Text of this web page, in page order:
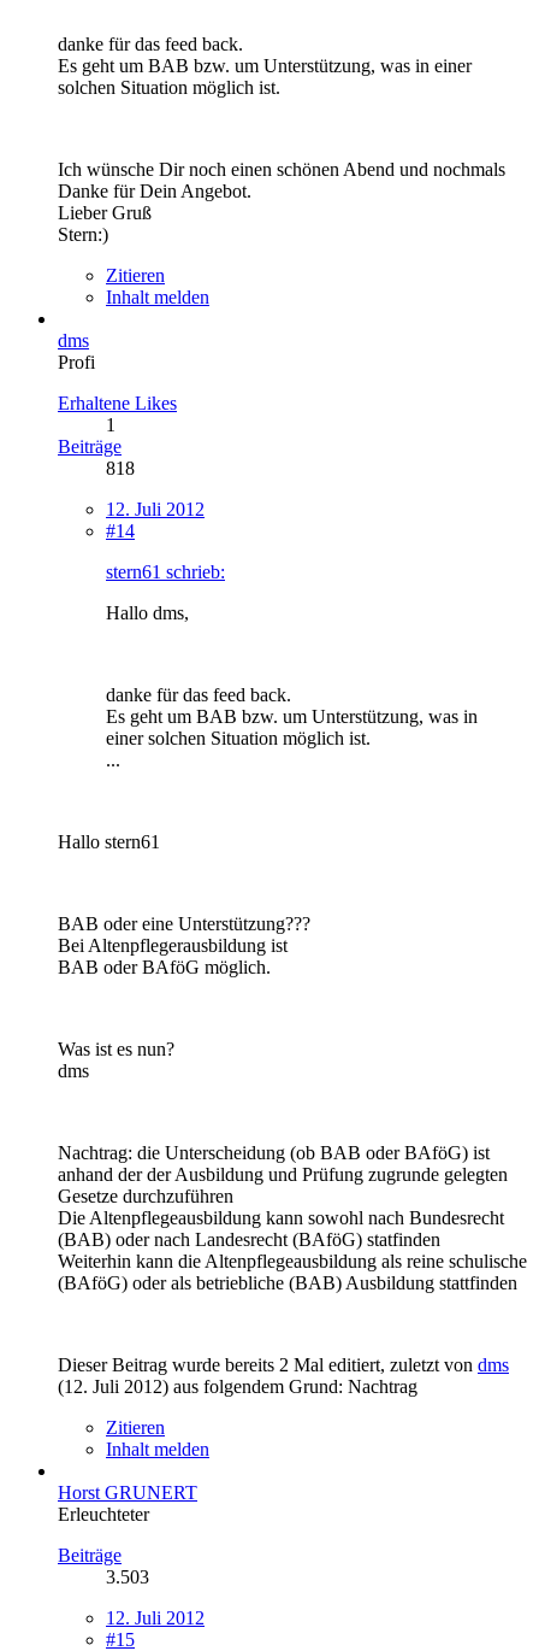
danke für das feed back.
Es geht um BAB bzw. um Unterstützung, was in einer
solchen Situation möglich ist.
Ich wünsche Dir noch einen schönen Abend und nochmals
Danke für Dein Angebot.
Lieber Gruß
Stern:)
Zitieren
Inhalt melden
dms
Profi
Erhaltene Likes
1
Beiträge
818
12. Juli 2012
#14
stern61 schrieb:
Hallo dms,
danke für das feed back.
Es geht um BAB bzw. um Unterstützung, was in
einer solchen Situation möglich ist.
...
Hallo stern61
BAB oder eine Unterstützung???
Bei Altenpflegerausbildung ist
BAB oder BAföG möglich.
Was ist es nun?
dms
Nachtrag: die Unterscheidung (ob BAB oder BAföG) ist
anhand der der Ausbildung und Prüfung zugrunde gelegten
Gesetze durchzuführen
Die Altenpflegeausbildung kann sowohl nach Bundesrecht
(BAB) oder nach Landesrecht (BAföG) statfinden
Weiterhin kann die Altenpflegeausbildung als reine schulische
(BAföG) oder als betriebliche (BAB) Ausbildung stattfinden
Dieser Beitrag wurde bereits 2 Mal editiert, zuletzt von dms
(12. Juli 2012) aus folgendem Grund: Nachtrag
Zitieren
Inhalt melden
Horst GRUNERT
Erleuchteter
Beiträge
3.503
12. Juli 2012
#15